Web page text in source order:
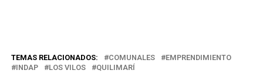
TEMAS RELACIONADOS: COMUNALES
EMPRENDIMIENTO
INDAP
LOS VILOS QUILIMARÍ